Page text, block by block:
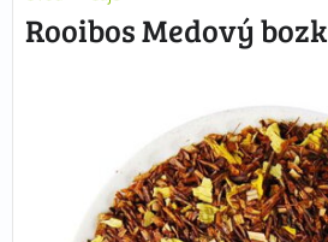
Rooibos Medový bozk